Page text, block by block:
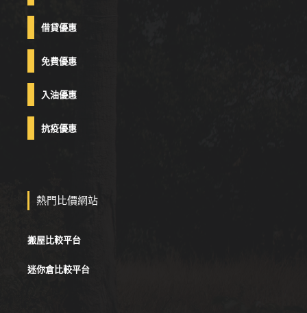
借貸優惠
免費優惠
入油優惠
抗疫優惠
熱門比價網站
搬屋比較平台
迷你倉比較平台